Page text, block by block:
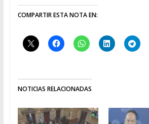
COMPARTIR ESTA NOTA EN:
NOTICIAS RELACIONADAS